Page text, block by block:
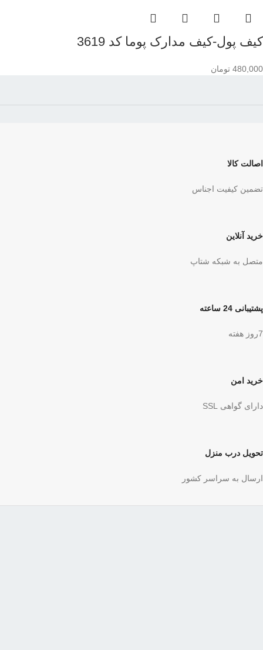
کیف پول-کیف مدارک پوما کد 3619
480,000 تومان
اصالت کالا
تضمین کیفیت اجناس
خرید آنلاین
متصل به شبکه شتاپ
پشتیبانی 24 ساعته
7روز هفته
خرید امن
دارای گواهی SSL
تحویل درب منزل
ارسال به سراسر کشور